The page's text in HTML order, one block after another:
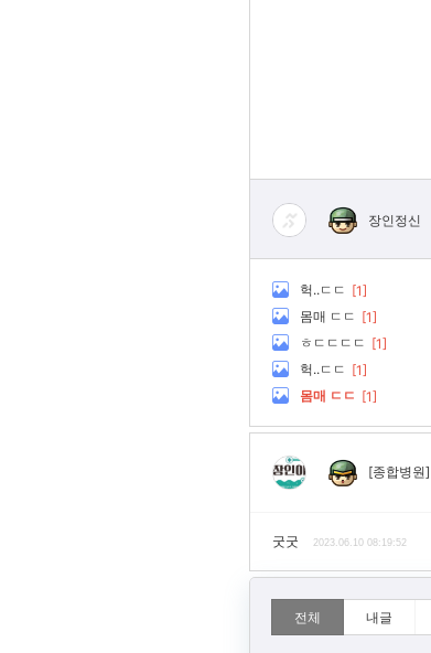
장인정신
헉..ㄷㄷ [1]
몸매 ㄷㄷ [1]
ㅎㄷㄷㄷㄷ [1]
헉..ㄷㄷ [1]
몸매 ㄷㄷ [1]
[종합병원]
굿굿 2023.06.10 08:19:52
전체 내글